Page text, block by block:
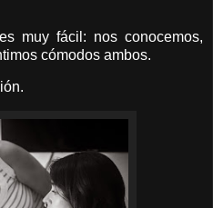
muy fácil: nos conocemos,
cómodos ambos.